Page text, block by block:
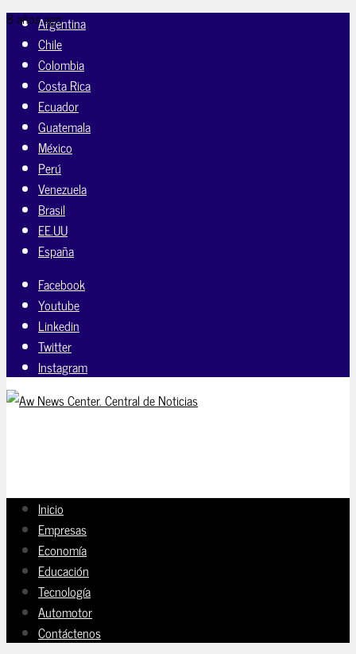
Argentina
Chile
Colombia
Costa Rica
Ecuador
Guatemala
México
Perú
Venezuela
Brasil
EE.UU
España
Facebook
Youtube
Linkedin
Twitter
Instagram
Inicio
Empresas
Economía
Educación
Tecnología
Automotor
Contáctenos
8 años ago